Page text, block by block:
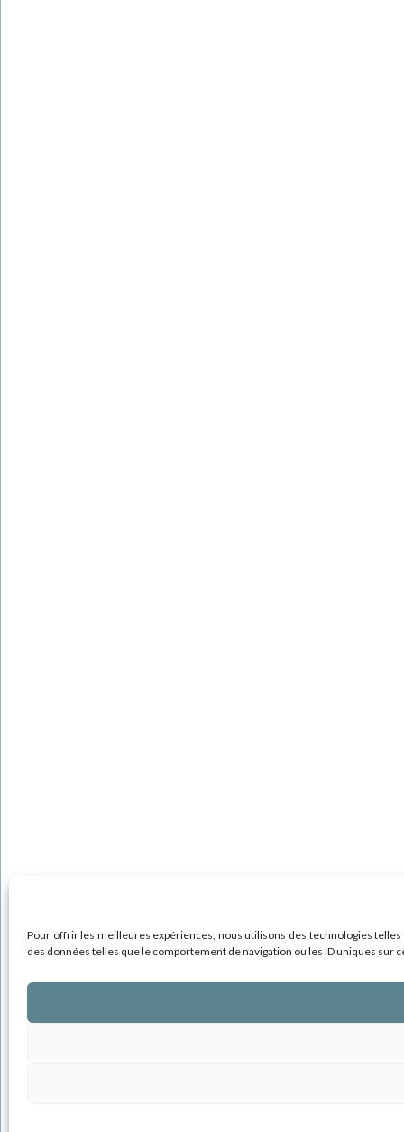
Pour offrir les meilleures expériences, nous utilisons des technologies
des données telles que le comportement de navigation ou les ID uniques